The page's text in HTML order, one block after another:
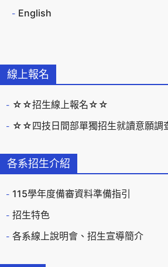
線上報名
☆☆招生線上報名☆☆
☆☆四技日間部單獨招生就讀意願
各系招生介紹
115學年度備審資料準備指引
招生特色
各系線上說明會、招生宣導簡介
English